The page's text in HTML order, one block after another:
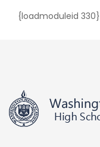
{loadmoduleid 330}